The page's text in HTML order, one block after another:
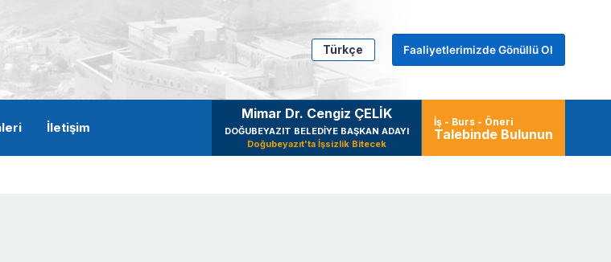
Türkçe Faaliyetlerimizde Gönüllü Ol
İletişim
Mimar Dr. Cengiz ÇELİK
DOĞUBEYAZIT BELEDİYE BAŞKAN ADAYI
Doğubeyazıt'ta İşsizlik Bitecek
İş - Burs - Öneri
Talebinde Bulunun